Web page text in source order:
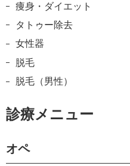
痩身・ダイエット
タトゥー除去
女性器
脱毛
脱毛（男性）
診療メニュー
オペ